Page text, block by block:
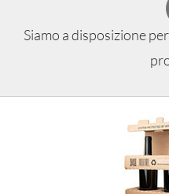
Siamo a disposizione